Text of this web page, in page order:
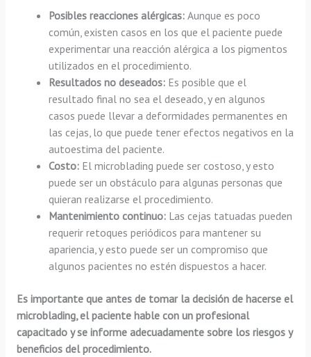
Posibles reacciones alérgicas: Aunque es poco
común, existen casos en los que el paciente puede
experimentar una reacción alérgica a los pigmentos
utilizados en el procedimiento.
Resultados no deseados: Es posible que el
resultado final no sea el deseado, y en algunos
casos puede llevar a deformidades permanentes en
las cejas, lo que puede tener efectos negativos en la
autoestima del paciente.
Costo: El microblading puede ser costoso, y esto
puede ser un obstáculo para algunas personas que
quieran realizarse el procedimiento.
Mantenimiento continuo: Las cejas tatuadas pueden
requerir retoques periódicos para mantener su
apariencia, y esto puede ser un compromiso que
algunos pacientes no estén dispuestos a hacer.
Es importante que antes de tomar la decisión de hacerse el
microblading, el paciente hable con un profesional
capacitado y se informe adecuadamente sobre los riesgos y
beneficios del procedimiento.